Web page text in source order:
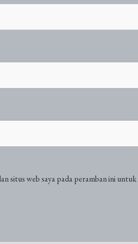
situs web saya pada peramban ini